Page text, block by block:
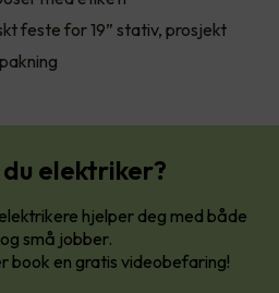
feste for 19” stativ, prosjekt
elektriker?
hjelper deg med både
små jobber.
book en gratis videobefaring!